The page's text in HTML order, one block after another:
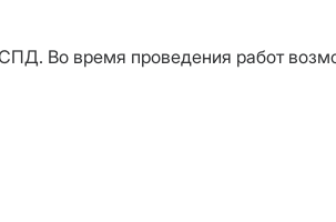
Во время проведения работ